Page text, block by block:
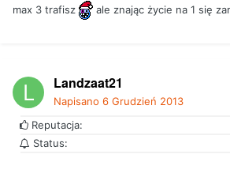
max 3 trafisz ale znając życie na 1 się
Landzaat21
Napisano 6 Grudzień 2013
Reputacja:
Status: